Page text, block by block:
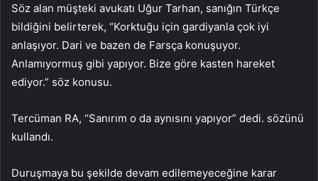
Söz alan müşteki avukatı Uğur Tarhan, sanığın Türkçe
bildiğini belirterek, “Korktuğu için gardiyanla çok iyi
anlaşıyor. Dari ve bazen de Farsça konuşuyor.
Anlamıyormuş gibi yapıyor. Bize göre kasten hareket
ediyor.” söz konusu.
Tercüman RA, “Sanırım o da aynısını yapıyor” dedi. sözünü
kullandı.
Duruşmaya bu şekilde devam edilemeyeceğine karar